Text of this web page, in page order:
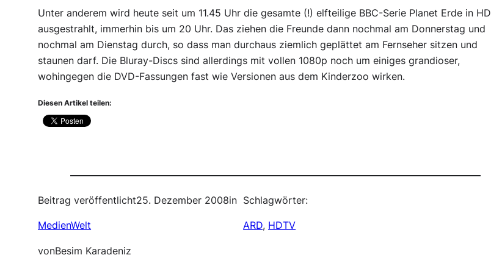
Unter anderem wird heute seit um 11.45 Uhr die gesamte (!) elfteilige BBC-Serie Planet Erde in HD
ausgestrahlt, immerhin bis um 20 Uhr. Das ziehen die Freunde dann nochmal am Donnerstag und
nochmal am Dienstag durch, so dass man durchaus ziemlich geplättet am Fernseher sitzen und
staunen darf. Die Bluray-Discs sind allerdings mit vollen 1080p noch um einiges grandioser,
wohingegen die DVD-Fassungen fast wie Versionen aus dem Kinderzoo wirken.
Diesen Artikel teilen:
Beitrag veröffentlicht25. Dezember 2008in
MedienWelt
vonBesim Karadeniz
Schlagwörter:
ARD, HDTV